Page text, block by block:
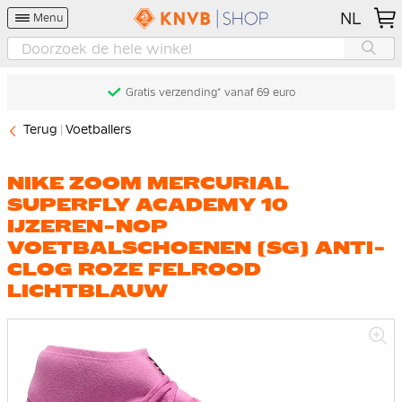
Menu NL
Gratis verzending* vanaf 69 euro
Terug Voetballers
NIKE ZOOM MERCURIAL
SUPERFLY ACADEMY 10
IJZEREN-NOP
VOETBALSCHOENEN (SG) ANTI-
CLOG ROZE FELROOD
LICHTBLAUW